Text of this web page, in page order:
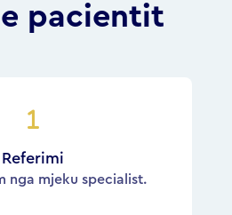
e pacientit
Referimi
nga mjeku specialist.